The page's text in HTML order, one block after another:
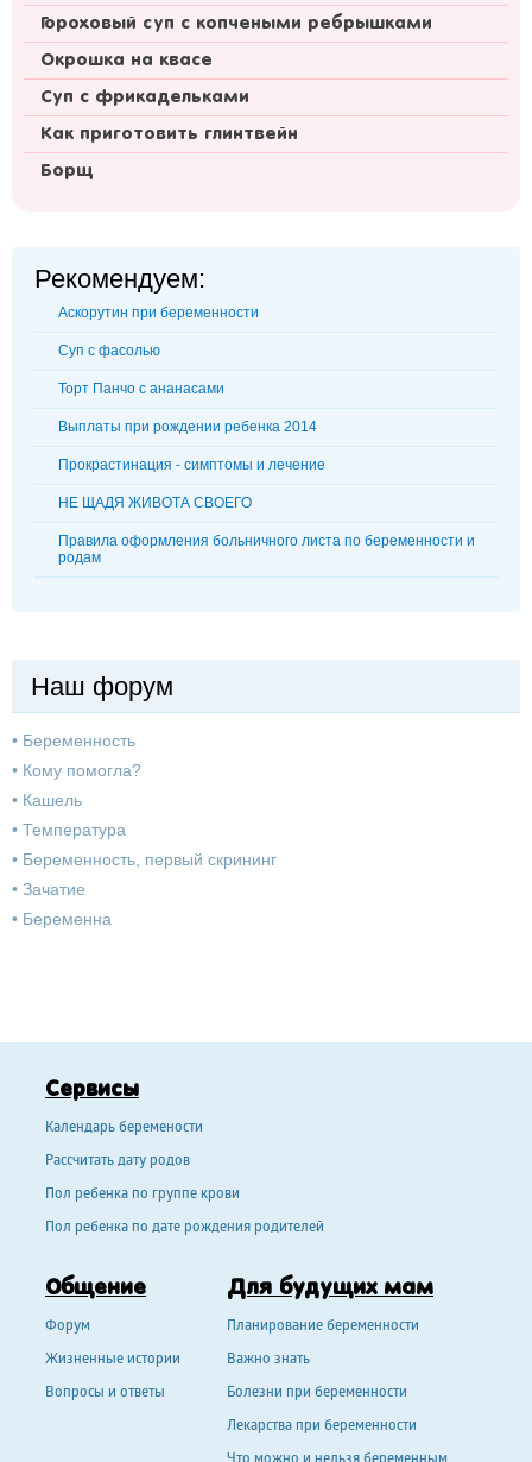
Гороховый суп с копчеными ребрышками
Окрошка на квасе
Суп с фрикадельками
Как приготовить глинтвейн
Борщ
Рекомендуем:
Аскорутин при беременности
Суп с фасолью
Торт Панчо с ананасами
Выплаты при рождении ребенка 2014
Прокрастинация - симптомы и лечение
НЕ ЩАДЯ ЖИВОТА СВОЕГО
Правила оформления больничного листа по беременности и
родам
Наш форум
• Беременность
• Кому помогла?
• Кашель
• Температура
• Беременность, первый скрининг
• Зачатие
• Беременна
Сервисы
Календарь беремености
Рассчитать дату родов
Пол ребенка по группе крови
Пол ребенка по дате рождения родителей
Общение
Форум
Жизненные истории
Вопросы и ответы
Для будущих мам
Планирование беременности
Важно знать
Болезни при беременности
Лекарства при беременности